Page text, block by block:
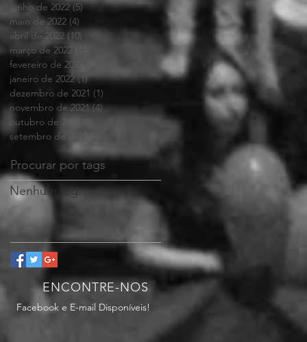
junho de 2022 (5)5 posts
maio de 2022 (4)
abril de 2022 (10)
março de 2022
fevereiro de 2022
janeiro de 2022 (1)1 post
dezembro de 2021 (1)
novembro de 2021 (4)4 posts
outubro de 2021
(8)
setembro de 2021
Procurar por tags
Nenhum tag.
ENCONTRE-NOS
Facebook e E-mail Disponíveis!